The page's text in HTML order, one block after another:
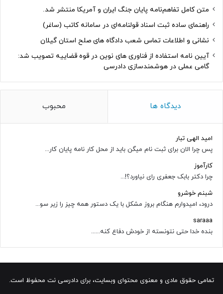
متن کامل تفاهم‌نامه پایان جنگ ایران و آمریکا منتشر شد.
راهنمای ساده ثبت اسناد قولنامه‌ای در سامانه کاتب (ساغر)
نشانی و اطلاعات تماس شعب دادگاه های صلح استان گیلان
آیین نامه استفاده از فناوری های نوین در قوه قضاییه تصویب شد:
گامی عملی در هوشمندسازی دادرسی
دیدگاه ها محبوب
امید الهی تبار
پس چرا الان برای ثبت نام میگن باید از محل کار نامه پایان کار...
کارآموز
چرا دکتر بابک جعفری رای نیاورد؟!...
شبنم خوشرو
درود، امیدوارم هنگام بروز مشکل با یک دستور همه چیز را زیر سو...
saraaa
بنده خدا حتی نتونسته از خودش دفاع کنه......
تمامی حقوق مادی و معنوی محتوای وبسایت، برای دادرسی نت محفوظ است.